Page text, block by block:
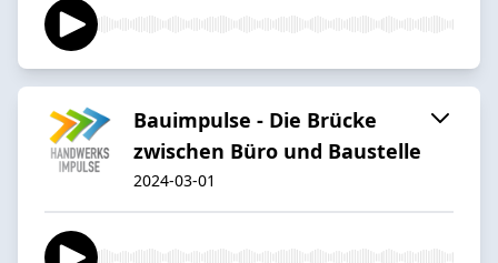
Bauimpulse - Die Brücke
zwischen Büro und Baustelle
2024-03-01